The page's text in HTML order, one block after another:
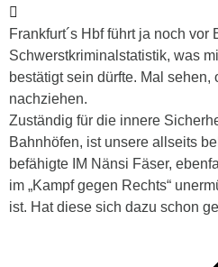
Frankfurt´s Hbf führt ja noch vor
Schwerstkriminalstatistik, was
bestätigt sein dürfte. Mal
nachziehen.
Zuständig für die innere
Bahnhöfen, ist unsere allseits
befähigte IM Nänsi Fäser,
im „Kampf gegen Rechts“
ist. Hat diese sich dazu schon